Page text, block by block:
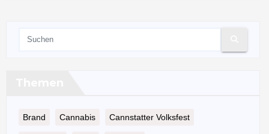
Brand Cannabis Cannstatter Volksfest